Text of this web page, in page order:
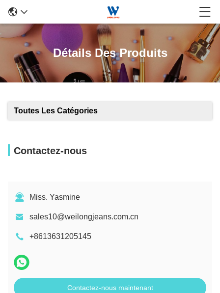
Détails Des Produits
Toutes Les Catégories
Contactez-nous
Miss. Yasmine
sales10@weilongjeans.com.cn
+8613631205145
Contactez-nous maintenant